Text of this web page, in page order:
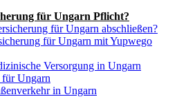
für Ungarn Pflicht?
für Ungarn abschließen?
für Ungarn mit Yupwego
Versorgung in Ungarn
Ungarn
in Ungarn